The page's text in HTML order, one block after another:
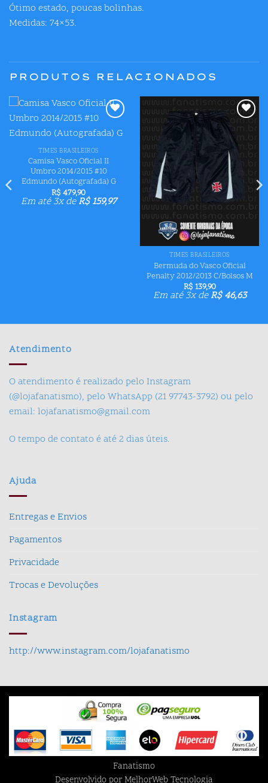
Ótimo estado, poucas bolinhas.
Medidas: 74×53.
PRODUTOS RELACIONADOS
aos meus
TIMES BRASILEIROS
Camisa Vasco Oficial II
Umbro 2014/2015 #10
Edmundo (Autografada) G
R$ 479,90
Em até 3x deR$159,97
Adicionar
aos meus
desejos
TIMES BRASILEIROS
Bermuda do Vasco Oficial
Penalty 2012/2013 C/Bolsos M
R$ 139,90
Em até 3x deR$46,63
Atendimento
O atendimento é realizado pelo Instagram
(@lojafanatismo), pelo WhatsApp (21 97743-3792) ou pelo
email: lojafanatismo@gmail.com
O tempo de contato é até 2 dias úteis.
Ajuda
Entregas e Envios
Pagamentos
Privacidade
Trocas e Devoluções
Instagram
http://www.instagram.com/lojafanatismo
Fanatismo